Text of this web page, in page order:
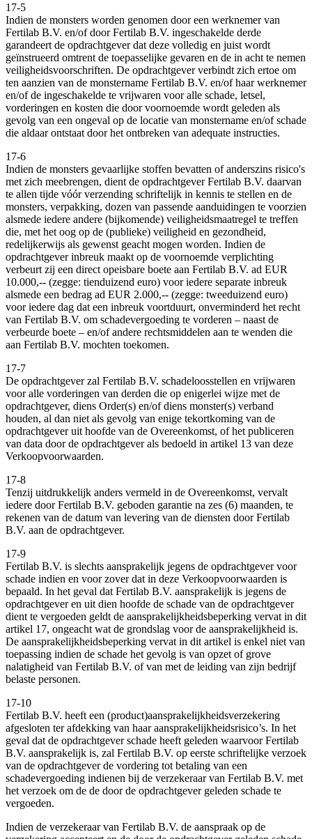
17-5
Indien de monsters worden genomen door een werknemer van
Fertilab B.V. en/of door Fertilab B.V. ingeschakelde derde
garandeert de opdrachtgever dat deze volledig en juist wordt
geïnstrueerd omtrent de toepasselijke gevaren en de in acht te nemen
veiligheidsvoorschriften. De opdrachtgever verbindt zich ertoe om
ten aanzien van de monstername Fertilab B.V. en/of haar werknemer
en/of de ingeschakelde te vrijwaren voor alle schade, letsel,
vorderingen en kosten die door voornoemde wordt geleden als
gevolg van een ongeval op de locatie van monstername en/of schade
die aldaar ontstaat door het ontbreken van adequate instructies.
17-6
Indien de monsters gevaarlijke stoffen bevatten of anderszins risico's
met zich meebrengen, dient de opdrachtgever Fertilab B.V. daarvan
te allen tijde vóór verzending schriftelijk in kennis te stellen en de
monsters, verpakking, dozen van passende aanduidingen te voorzien
alsmede iedere andere (bijkomende) veiligheidsmaatregel te treffen
die, met het oog op de (publieke) veiligheid en gezondheid,
redelijkerwijs als gewenst geacht mogen worden. Indien de
opdrachtgever inbreuk maakt op de voornoemde verplichting
verbeurt zij een direct opeisbare boete aan Fertilab B.V. ad EUR
10.000,-- (zegge: tienduizend euro) voor iedere separate inbreuk
alsmede een bedrag ad EUR 2.000,-- (zegge: tweeduizend euro)
voor iedere dag dat een inbreuk voortduurt, onverminderd het recht
van Fertilab B.V. om schadevergoeding te vorderen – naast de
verbeurde boete – en/of andere rechtsmiddelen aan te wenden die
aan Fertilab B.V. mochten toekomen.
17-7
De opdrachtgever zal Fertilab B.V. schadeloosstellen en vrijwaren
voor alle vorderingen van derden die op enigerlei wijze met de
opdrachtgever, diens Order(s) en/of diens monster(s) verband
houden, al dan niet als gevolg van enige tekortkoming van de
opdrachtgever uit hoofde van de Overeenkomst, of het publiceren
van data door de opdrachtgever als bedoeld in artikel 13 van deze
Verkoopvoorwaarden.
17-8
Tenzij uitdrukkelijk anders vermeld in de Overeenkomst, vervalt
iedere door Fertilab B.V. geboden garantie na zes (6) maanden, te
rekenen van de datum van levering van de diensten door Fertilab
B.V. aan de opdrachtgever.
17-9
Fertilab B.V. is slechts aansprakelijk jegens de opdrachtgever voor
schade indien en voor zover dat in deze Verkoopvoorwaarden is
bepaald. In het geval dat Fertilab B.V. aansprakelijk is jegens de
opdrachtgever en uit dien hoofde de schade van de opdrachtgever
dient te vergoeden geldt de aansprakelijkheidsbeperking vervat in dit
artikel 17, ongeacht wat de grondslag voor de aansprakelijkheid is.
De aansprakelijkheidsbeperking vervat in dit artikel is enkel niet van
toepassing indien de schade het gevolg is van opzet of grove
nalatigheid van Fertilab B.V. of van met de leiding van zijn bedrijf
belaste personen.
17-10
Fertilab B.V. heeft een (product)aansprakelijkheidsverzekering
afgesloten ter afdekking van haar aansprakelijkheidsrisico’s. In het
geval dat de opdrachtgever schade heeft geleden waarvoor Fertilab
B.V. aansprakelijk is, zal Fertilab B.V. op eerste schriftelijke verzoek
van de opdrachtgever de vordering tot betaling van een
schadevergoeding indienen bij de verzekeraar van Fertilab B.V. met
het verzoek om de de door de opdrachtgever geleden schade te
vergoeden.
Indien de verzekeraar van Fertilab B.V. de aanspraak op de